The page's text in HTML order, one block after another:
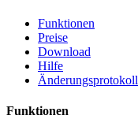
Funktionen
Preise
Download
Hilfe
Änderungsprotokoll
Funktionen